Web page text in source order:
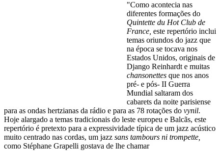
"Como acontecia nas
diferentes formações do
Quintette du Hot Club de
France, este repertório inclui
temas oriundos do jazz que
na época se tocava nos
Estados Unidos, originais de
Django Reinhardt e muitas
chansonettes que nos anos
pré- e pós- II Guerra
Mundial saltaram dos
cabarets da noite parisiense
para as ondas hertzianas da rádio e para as 78 rotações do vynil.
Hoje alargado a temas tradicionais do leste europeu e Balcãs, este
repertório é pretexto para a expressividade típica de um jazz acústico
muito centrado nas cordas, um jazz sans tambours ni trompette,
como Stéphane Grapelli gostava de lhe chamar